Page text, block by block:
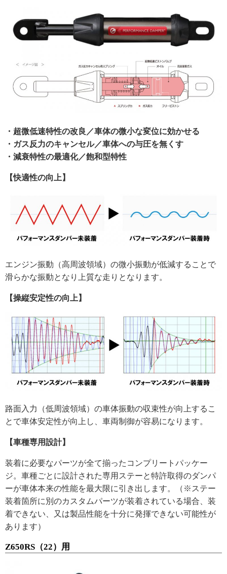
・超微低速特性の改良／車体の微小な変位に効かせる
・ガス反力のキャンセル／車体への与圧を無くす
・減衰特性の最適化／飽和型特性
【快適性の向上】
エンジン振動（高周波領域）の微小振動が低減することで
滑らかな振動となり上質な走りとなります。
【操縦安定性の向上】
路面入力（低周波領域）の車体振動の収束性が向上するこ
とで車体安定性が向上し、車両制御が容易になります。
【車種専用設計】
装着に必要なパーツが全て揃ったコンプリートパッケー
ジ。車種ごとに設計された専用ステーと特許取得のダンパ
ーが車体本来の性能を最大限に引き出します。（※ステー
装着箇所に別のカスタムパーツが装着されている場合、装
着できない、又は製品性能を十分に発揮できない可能性が
あります）
Z650RS（22）用